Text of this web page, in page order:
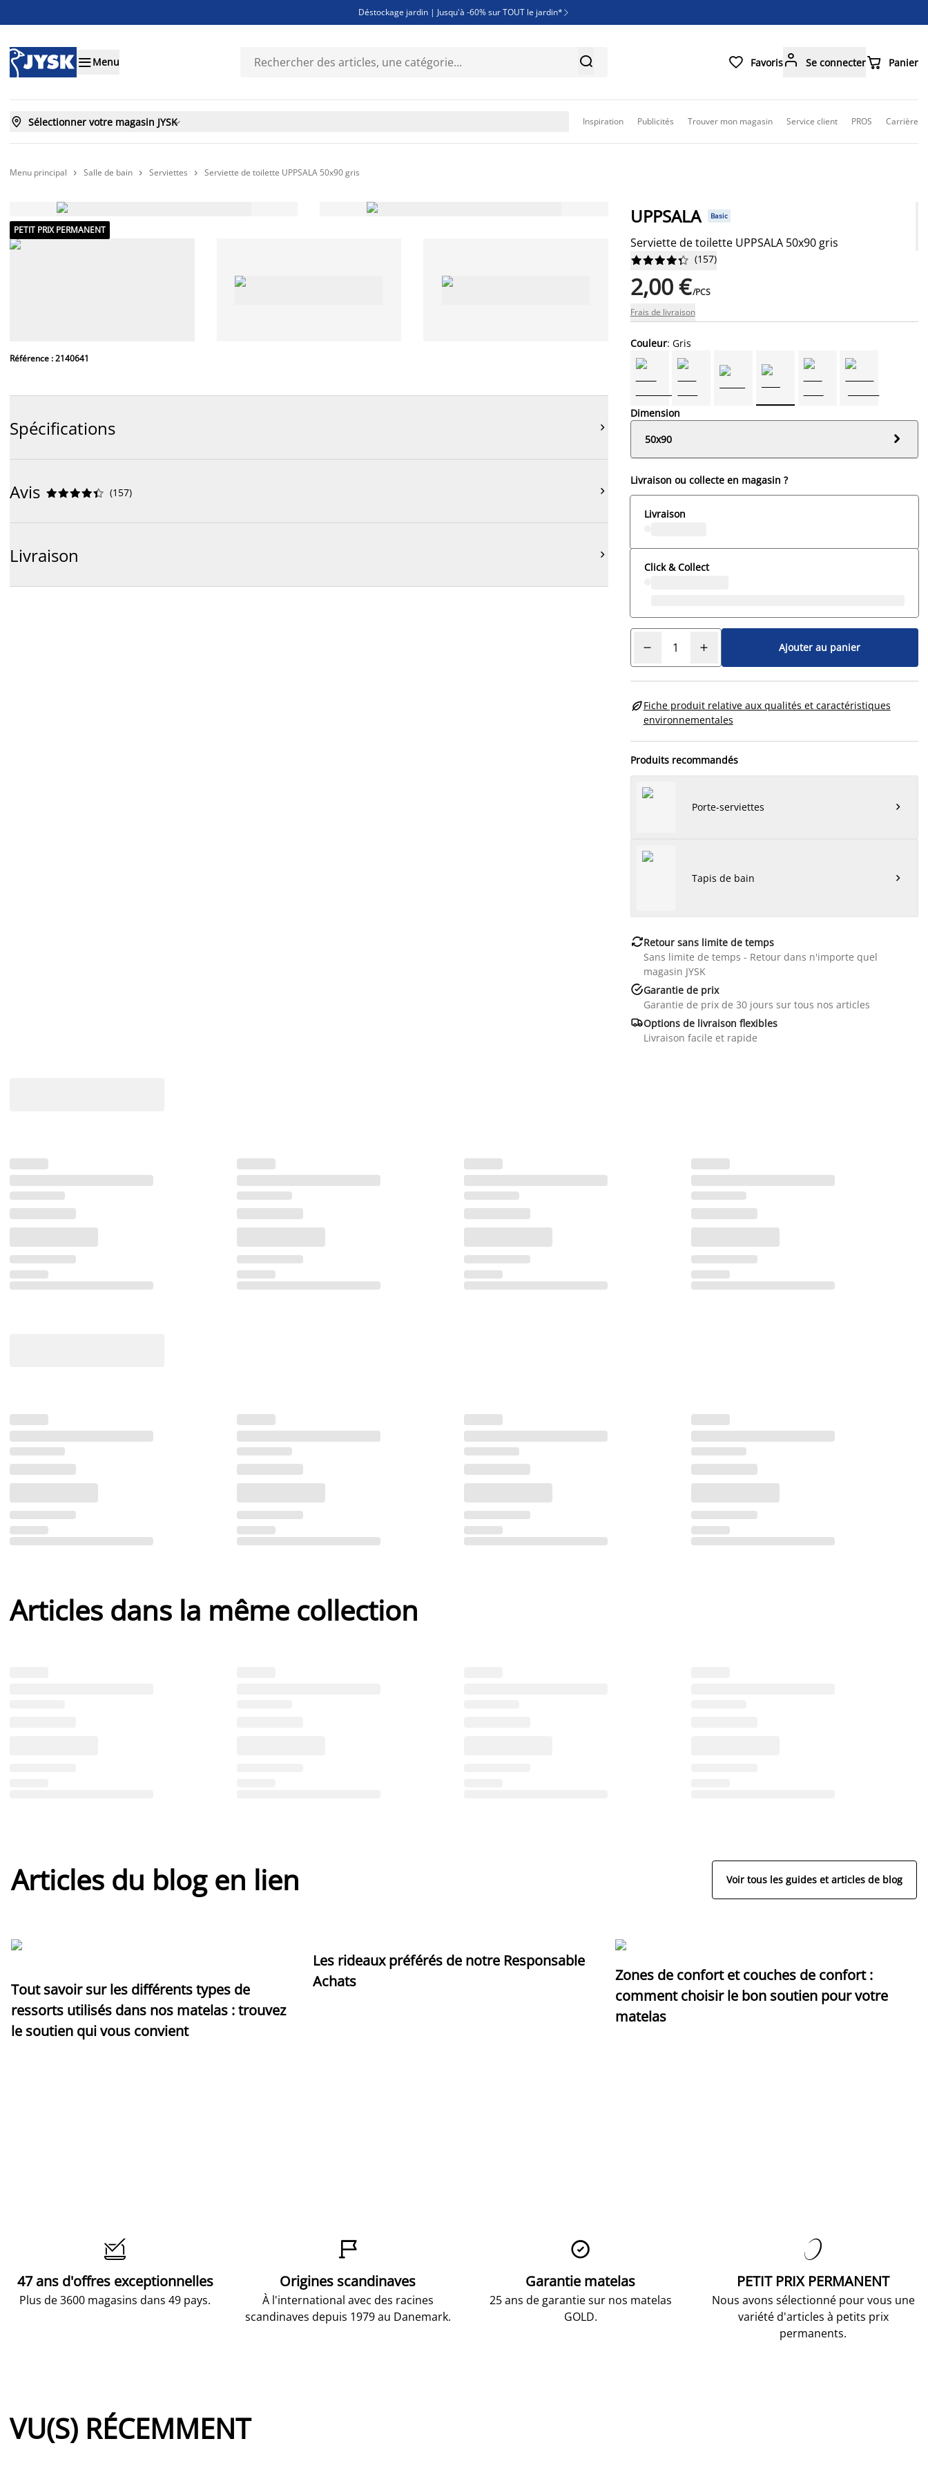
Déstockage jardin | Jusqu'à -60% sur TOUT le jardin* 
Découvrez les nouveautés de la collection
Menu   Favoris Se connecter Panier
 Sélectionner votre magasin JYSK Inspiration Publicités Trouver mon magasin Service client PROS Carrière
Menu principal  Salle de bain  Serviettes  Serviette de toilette UPPSALA 50x90 gris
PETIT PRIX PERMANENT
Référence : 2140641
Spécifications 
Avis 




 (157) 
Livraison 
UPPSALA Basic
Serviette de toilette UPPSALA 50x90 gris





 (157)
2,00 €/PCS
Frais de livraison
Couleur: Gris
Dimension
50x90

Livraison ou collecte en magasin ?
Livraison
Click & Collect
Ajouter au panier
Fiche produit relative aux qualités et caractéristiques
environnementales
Produits recommandés
Porte-serviettes 
Tapis de bain 
Retour sans limite de temps
Sans limite de temps - Retour dans n'importe quel
magasin JYSK
Garantie de prix
Garantie de prix de 30 jours sur tous nos articles
Options de livraison flexibles
Livraison facile et rapide
Articles dans la même collection
Articles du blog en lien Voir tous les guides et articles de blog
Tout savoir sur les différents types de
ressorts utilisés dans nos matelas : trouvez
le soutien qui vous convient
Les rideaux préférés de notre Responsable
Achats
Zones de confort et couches de confort :
comment choisir le bon soutien pour votre
matelas

47 ans d'offres exceptionnelles
Plus de 3600 magasins dans 49 pays.

Origines scandinaves
À l'international avec des racines
scandinaves depuis 1979 au Danemark.

Garantie matelas
25 ans de garantie sur nos matelas
GOLD.

PETIT PRIX PERMANENT
Nous avons sélectionné pour vous une
variété d'articles à petits prix
permanents.
VU(S) RÉCEMMENT